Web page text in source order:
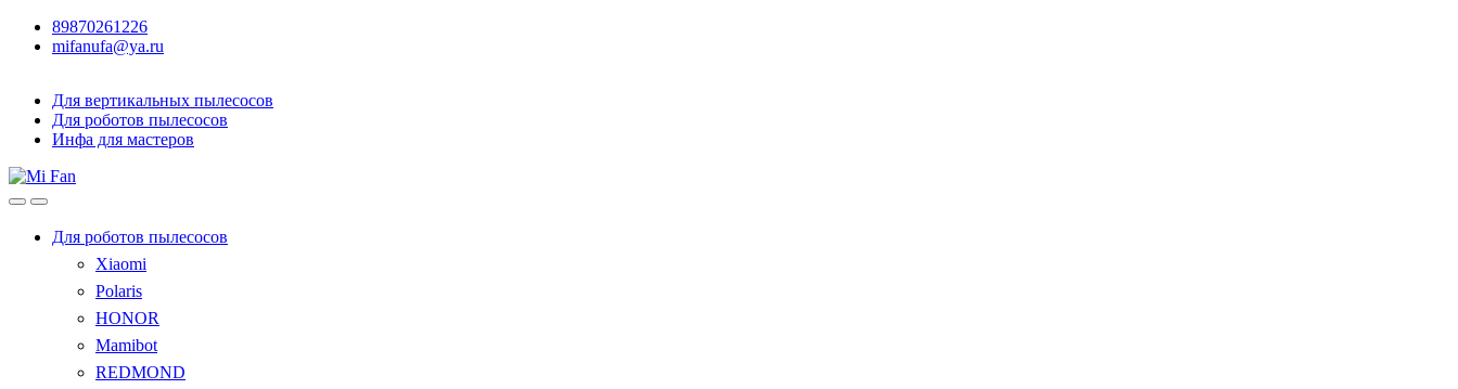
89870261226
mifanufa@ya.ru
Для вертикальных пылесосов
Для роботов пылесосов
Инфа для мастеров
Для роботов пылесосов
Xiaomi
Polaris
HONOR
Mamibot
REDMOND